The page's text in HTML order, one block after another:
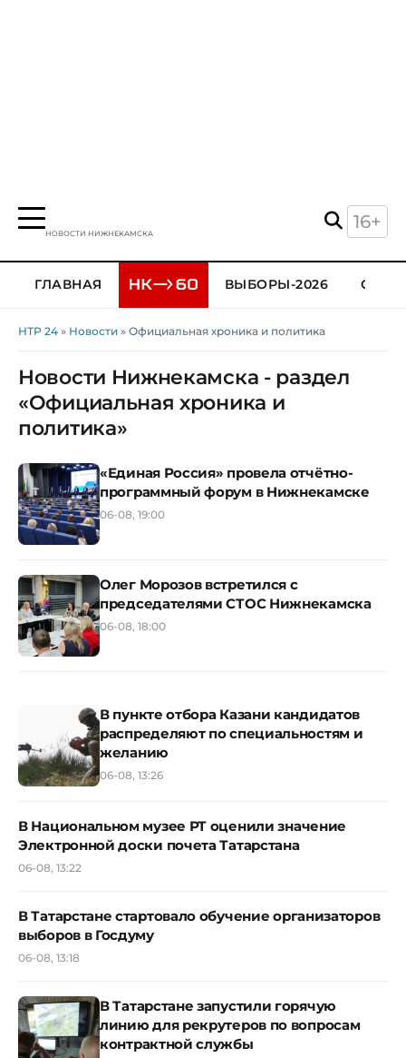
НОВОСТИ НИЖНЕКАМСКА
16+
ГЛАВНАЯ ВЫБОРЫ-2026
НТР 24 » Новости » Официальная хроника и политика
Новости Нижнекамска - раздел
«Официальная хроника и
политика»
«Единая Россия» провела отчётно-
программный форум в Нижнекамске
06-08, 19:00
Олег Морозов встретился с
председателями СТОС Нижнекамска
06-08, 18:00
В пункте отбора Казани кандидатов
распределяют по специальностям и
желанию
06-08, 13:26
В Национальном музее РТ оценили значение
Электронной доски почета Татарстана
06-08, 13:22
В Татарстане стартовало обучение организаторов
выборов в Госдуму
06-08, 13:18
В Татарстане запустили горячую
линию для рекрутеров по вопросам
контрактной службы